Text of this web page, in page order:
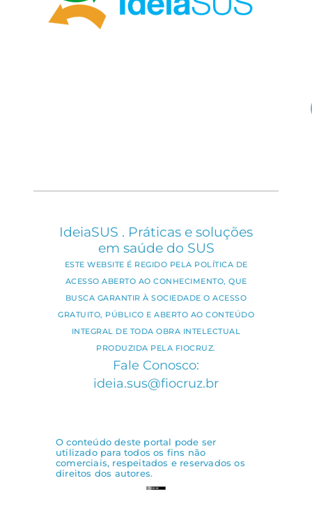
IdeiaSUS . Práticas e soluções
em saúde do SUS
ESTE WEBSITE É REGIDO PELA POLÍTICA DE
ACESSO ABERTO AO CONHECIMENTO, QUE
BUSCA GARANTIR À SOCIEDADE O ACESSO
GRATUITO, PÚBLICO E ABERTO AO CONTEÚDO
INTEGRAL DE TODA OBRA INTELECTUAL
PRODUZIDA PELA FIOCRUZ.
Fale Conosco:
ideia.sus@fiocruz.br
O conteúdo deste portal pode ser
utilizado para todos os fins não
comerciais, respeitados e reservados os
direitos dos autores.